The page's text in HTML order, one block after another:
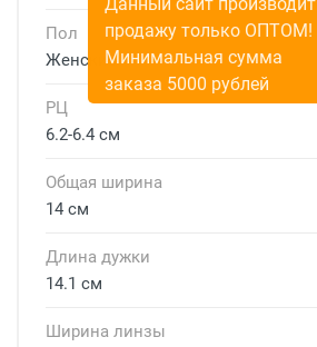
Пол
Женские
РЦ
6.2-6.4 см
Общая ширина
14 см
Длина дужки
14.1 см
Ширина линзы
Данный сайт производит
продажу только ОПТОМ!
Минимальная сумма
заказа 5000 рублей